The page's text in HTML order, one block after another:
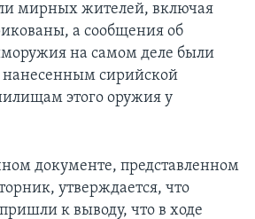
мирных жителей, включая
а сообщения об
на самом деле были
нанесенным сирийской
этого оружия у
документе, представленном
утверждается, что
к выводу, что в ходе